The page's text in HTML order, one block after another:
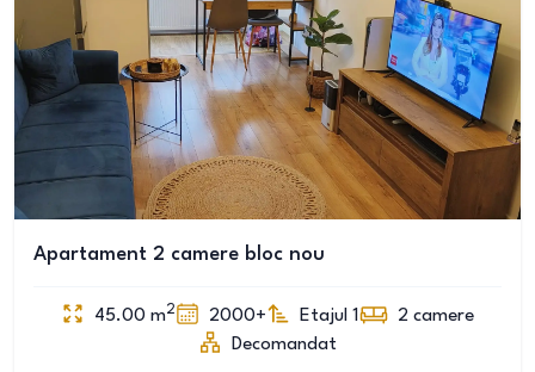
Apartament 2 camere bloc nou
45.00 m2 2000+ Etajul 1 2 camere
Decomandat